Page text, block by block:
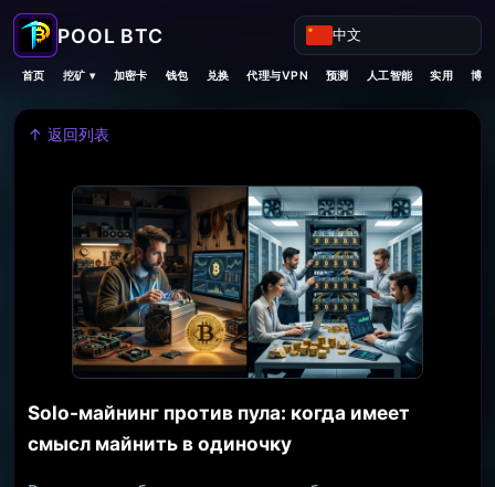
中文
首页 挖矿 ▾ 加密卡 钱包 兑换 代理与VPN 预测 人工智能 实用 博客
↑ 返回列表
Solo-майнинг против пула: когда имеет
смысл майнить в одиночку